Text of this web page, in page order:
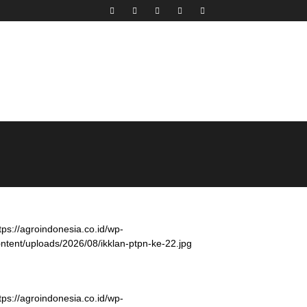
agroindonesia.co.id/wp-
uploads/2026/08/ikklan-ptpn-ke-22.jpg
agroindonesia.co.id/wp-